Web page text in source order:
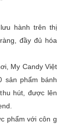
hành trên thị
đầy đủ hóa
My Candy Việt
sản phẩm bánh
hút, được lên
phẩm với côn g